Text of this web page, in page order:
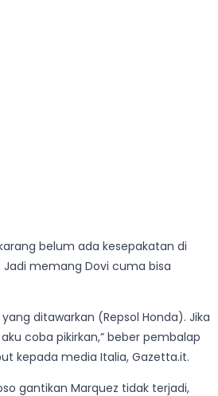
belum ada kesepakatan di
Jadi memang Dovi cuma bisa
ditawarkan (Repsol Honda). Jika
coba pikirkan,” beber pembalap
kepada media Italia, Gazetta.it.
gantikan Marquez tidak terjadi,